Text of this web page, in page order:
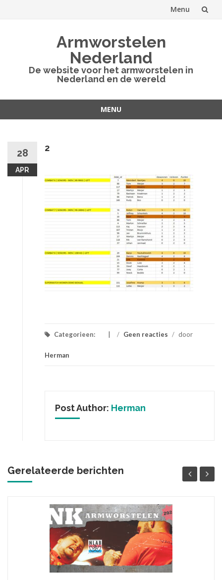
Menu
Armworstelen
Nederland
De website voor het armworstelen in
Nederland en de wereld
MENU
28
APR
2
Categorieen: / Geen reacties / door
Herman
Post Author: Herman
Gerelateerde berichten